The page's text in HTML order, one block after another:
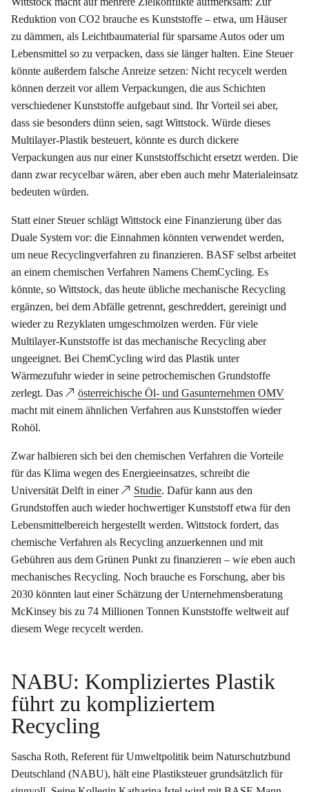
Reduktion von CO2 brauche es Kunststoffe – etwa, um Häuser
zu dämmen, als Leichtbaumaterial für sparsame Autos oder um
Lebensmittel so zu verpacken, dass sie länger halten. Eine Steuer
könnte außerdem falsche Anreize setzen: Nicht recycelt werden
können derzeit vor allem Verpackungen, die aus Schichten
verschiedener Kunststoffe aufgebaut sind. Ihr Vorteil sei aber,
dass sie besonders dünn seien, sagt Wittstock. Würde dieses
Multilayer-Plastik besteuert, könnte es durch dickere
Verpackungen aus nur einer Kunststoffschicht ersetzt werden. Die
dann zwar recycelbar wären, aber eben auch mehr Materialeinsatz
bedeuten würden.
Statt einer Steuer schlägt Wittstock eine Finanzierung über das
Duale System vor: die Einnahmen könnten verwendet werden,
um neue Recyclingverfahren zu finanzieren. BASF selbst arbeitet
an einem chemischen Verfahren Namens ChemCycling. Es
könnte, so Wittstock, das heute übliche mechanische Recycling
ergänzen, bei dem Abfälle getrennt, geschreddert, gereinigt und
wieder zu Rezyklaten umgeschmolzen werden. Für viele
Multilayer-Kunststoffe ist das mechanische Recycling aber
ungeeignet. Bei ChemCycling wird das Plastik unter
Wärmezufuhr wieder in seine petrochemischen Grundstoffe
zerlegt. Das
österreichische Öl- und Gasunternehmen OMV
macht mit einem ähnlichen Verfahren aus Kunststoffen wieder
Rohöl.
Zwar halbieren sich bei den chemischen Verfahren die Vorteile
für das Klima wegen des Energieeinsatzes, schreibt die
Universität Delft in einer
Studie. Dafür kann aus den
Grundstoffen auch wieder hochwertiger Kunststoff etwa für den
Lebensmittelbereich hergestellt werden. Wittstock fordert, das
chemische Verfahren als Recycling anzuerkennen und mit
Gebühren aus dem Grünen Punkt zu finanzieren – wie eben auch
mechanisches Recycling. Noch brauche es Forschung, aber bis
2030 könnten laut einer Schätzung der Unternehmensberatung
McKinsey bis zu 74 Millionen Tonnen Kunststoffe weltweit auf
diesem Wege recycelt werden.
NABU: Kompliziertes Plastik
führt zu kompliziertem
Recycling
Sascha Roth, Referent für Umweltpolitik beim Naturschutzbund
Deutschland (NABU), hält eine Plastiksteuer grundsätzlich für